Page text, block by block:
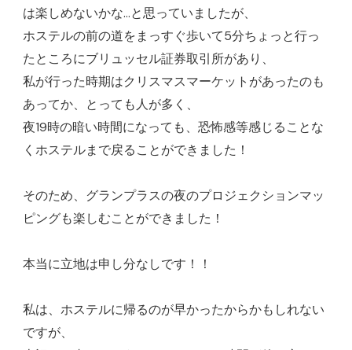
は楽しめないかな…と思っていましたが、
ホステルの前の道をまっすぐ歩いて5分ちょっと行っ
たところにブリュッセル証券取引所があり、
私が行った時期はクリスマスマーケットがあったのも
あってか、とっても人が多く、
夜19時の暗い時間になっても、恐怖感等感じることな
くホステルまで戻ることができました！
そのため、グランプラスの夜のプロジェクションマッ
ピングも楽しむことができました！
本当に立地は申し分なしです！！
私は、ホステルに帰るのが早かったからかもしれない
ですが、